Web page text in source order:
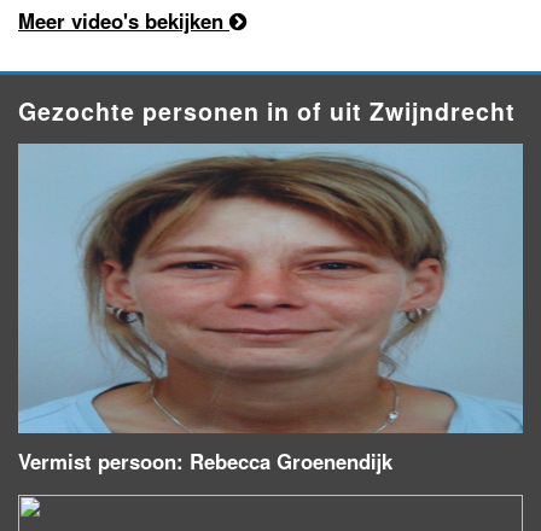
Meer video's bekijken
Gezochte personen in of uit Zwijndrecht
Vermist persoon: Rebecca Groenendijk